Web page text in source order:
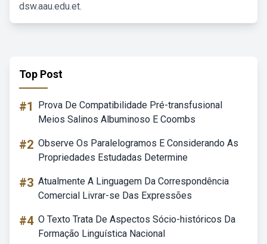
dsw.aau.edu.et.
Top Post
#1
Prova De Compatibilidade Pré-transfusional
Meios Salinos Albuminoso E Coombs
#2 Observe Os Paralelogramos E Considerando As
Propriedades Estudadas Determine
#3 Atualmente A Linguagem Da Correspondência
Comercial Livrar-se Das Expressões
#4 O Texto Trata De Aspectos Sócio-históricos Da
Formação Linguística Nacional